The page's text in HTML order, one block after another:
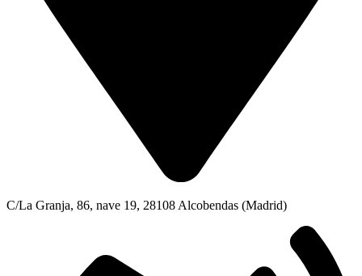
C/La Granja, 86, nave 19, 28108 Alcobendas (Madrid)